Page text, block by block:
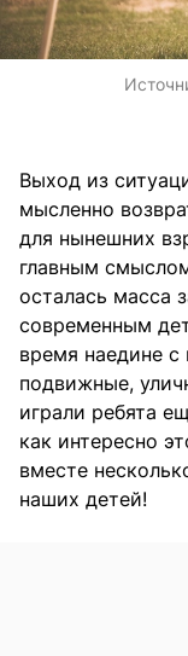
Выход из
мысленно
для нынешних
главным
осталась масса
современным
время наедине
подвижные,
играли ребята
как интересно
вместе
наших детей!